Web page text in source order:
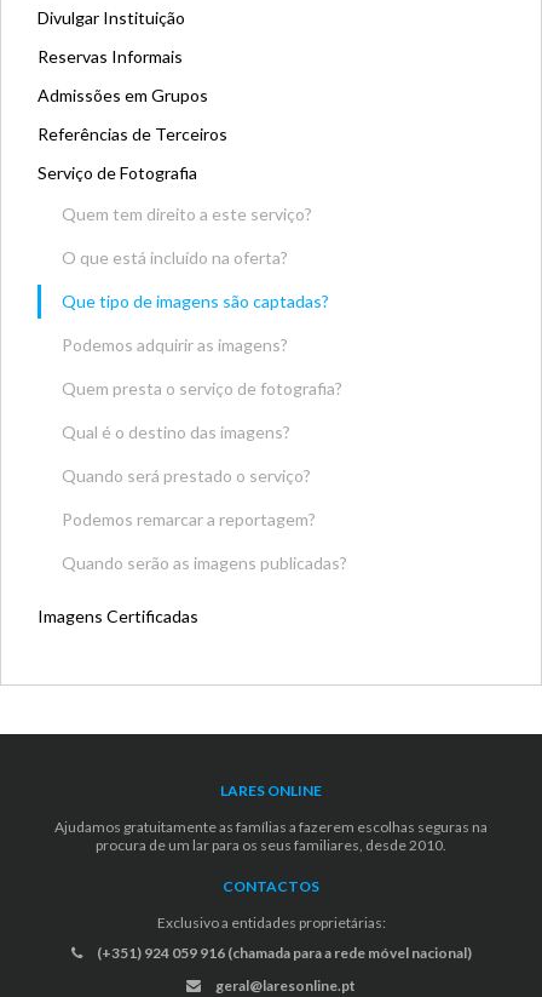
Divulgar Instituição
Reservas Informais
Admissões em Grupos
Referências de Terceiros
Serviço de Fotografia
Quem tem direito a este serviço?
O que está incluído na oferta?
Que tipo de imagens são captadas?
Podemos adquirir as imagens?
Quem presta o serviço de fotografia?
Qual é o destino das imagens?
Quando será prestado o serviço?
Podemos remarcar a reportagem?
Quando serão as imagens publicadas?
Imagens Certificadas
LARES ONLINE
Ajudamos gratuitamente as famílias a fazerem escolhas seguras na
procura de um lar para os seus familiares, desde 2010.
CONTACTOS
Exclusivo a entidades proprietárias:
(+351) 924 059 916 (chamada para a rede móvel nacional)
geral@laresonline.pt